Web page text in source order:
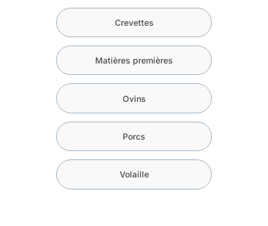
Crevettes
Matières premières
Ovins
Porcs
Volaille